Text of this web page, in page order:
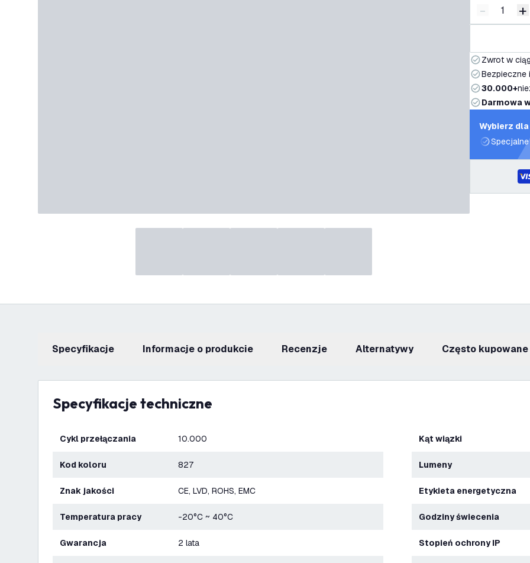
Zmniejsz
- +
Zwrot w
Bezpieczne
30.000+
Darmowa
Wybierz
Specyfikacje informacje o produkcie recenzje Alternatywy Często
Specyfikacje techniczne
Cykl przełączania 10.000
Kod koloru 827
Znak jakości CE, LVD, ROHS, EMC
Temperatura pracy -20°C ~ 40°C
Gwarancja 2 lata
Kąt wiązki
Lumeny
Etykieta energetyczna
Godziny świecenia
Stopień ochrony IP